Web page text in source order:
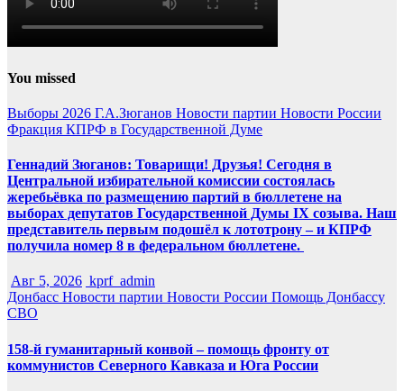
You missed
Выборы 2026 Г.А.Зюганов Новости партии Новости России
Фракция КПРФ в Государственной Думе
Геннадий Зюганов: Товарищи! Друзья! Сегодня в
Центральной избирательной комиссии состоялась
жеребьёвка по размещению партий в бюллетене на
выборах депутатов Государственной Думы IX созыва. Наш
представитель первым подошёл к лототрону – и КПРФ
получила номер 8 в федеральном бюллетене.
Авг 5, 2026 kprf_admin
Донбасс Новости партии Новости России Помощь Донбассу
СВО
158-й гуманитарный конвой – помощь фронту от
коммунистов Северного Кавказа и Юга России